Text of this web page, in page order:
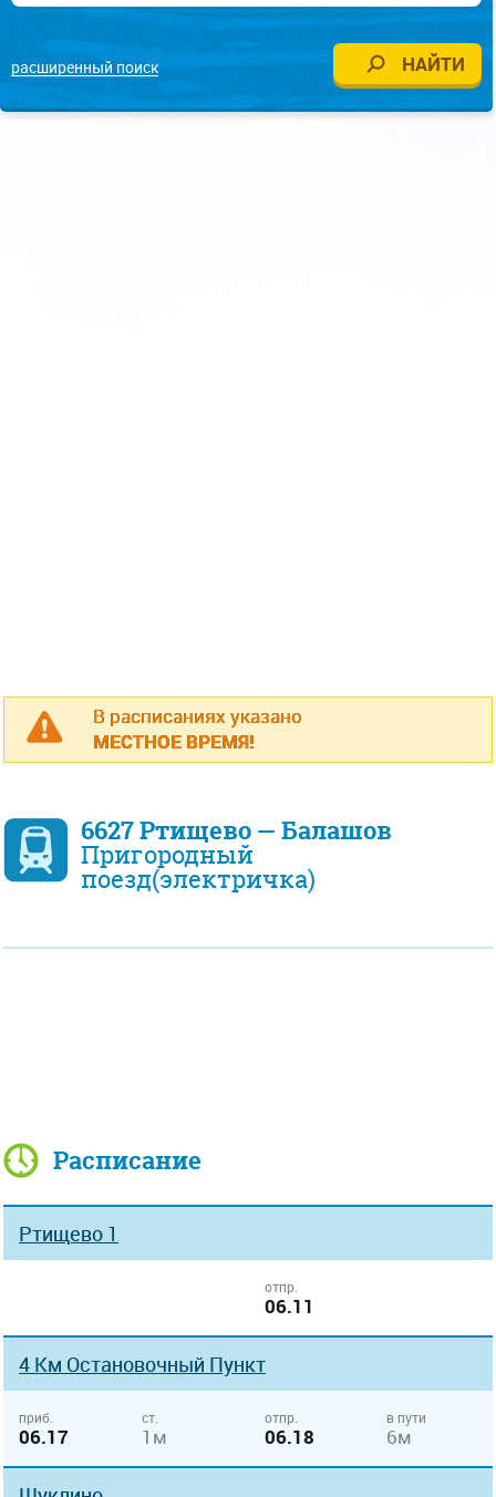
расширенный поиск
В расписаниях указано
МЕСТНОЕ ВРЕМЯ!
6627 Ртищево — Балашов
Пригородный
поезд(электричка)
Расписание
Ртищево 1
отпр.
06.11
4 Км Остановочный Пункт
приб.
06.17
ст.
1м
отпр.
06.18
в пути
6м